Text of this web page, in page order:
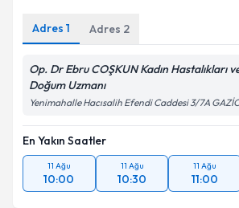
Metni'ni okudum ve kişisel
kapsamda işlenmesini kabul
Adres 1 Adres 2
Op. Dr Ebru COŞKUN Kadın Hastalıkları
Doğum Uzmanı
Yenimahalle Hacısalih Efendi Caddesi 3/7A
En Yakın Saatler
11 Ağu
10:00
11 Ağu
10:30
11 Ağu
11:00